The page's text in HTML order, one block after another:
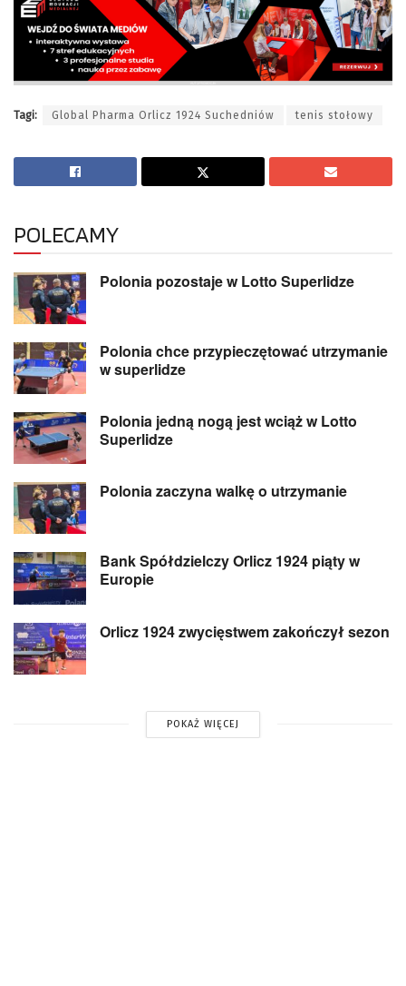
Tagi: Global Pharma Orlicz 1924 Suchedniów tenis stołowy
POLECAMY
Polonia pozostaje w Lotto Superlidze
Polonia chce przypieczętować utrzymanie
w superlidze
Polonia jedną nogą jest wciąż w Lotto
Superlidze
Polonia zaczyna walkę o utrzymanie
Bank Spółdzielczy Orlicz 1924 piąty w
Europie
Orlicz 1924 zwycięstwem zakończył sezon
POKAŻ WIĘCEJ